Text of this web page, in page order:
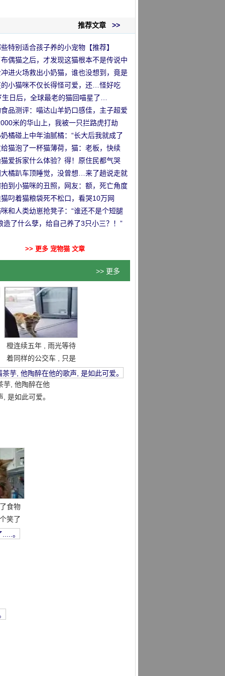
推荐文章 >>
特别适合孩子养的小宠物【推荐】
偶猫之后，才发现这猫根本不是传说中
回事
进火场救出小奶猫，谁也没想到，竟是
小猫咪不仅长得怪可爱，还…怪好吃
生日后，全球最老的猫回喵星了…
品测评：喵达山羊奶口感佳，主子超爱
米的华山上，我被一只拦路虎打劫
橘碰上中年油腻橘：“长大后我就成了
给猫泡了一杯猫薄荷，猫：老板，快续
猫爱拆家什么体验？得！原住民都气哭
橘趴车顶睡觉，没曾想…来了趟说走就
行哈哈哈！
到小猫咪的丑照，网友：额，死亡角度
叼着猫粮袋死不松口，看哭10万网
和人类幼崽抢凳子：“谁还不是个短腿
”
造了什么孽，给自己养了3只小三？！”
>> 更多 宠物猫 文章
>> 更多
橙连续五年 , 雨光等待
着同样的公交车 , 只是
为了找到主人的记忆 .
. . . . 。
芋, 他陶醉在他
, 是如此可爱。
食物
笑了